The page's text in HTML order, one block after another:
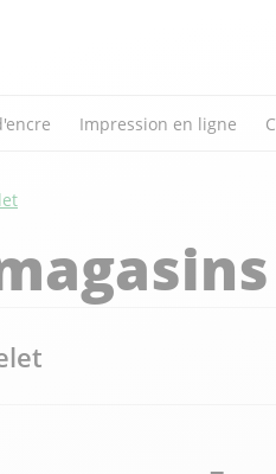
Impression en ligne